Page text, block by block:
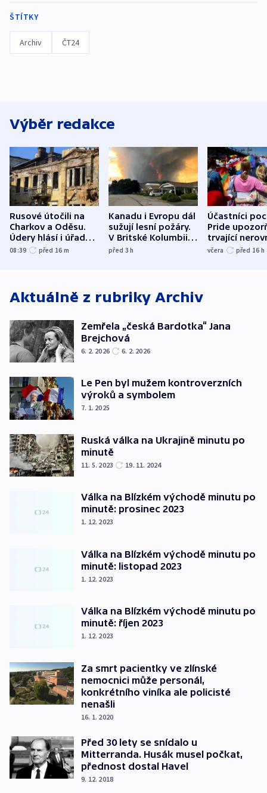
ŠTÍTKY
Archiv ČT24
Výběr redakce
Rusové útočili na
Charkov a Oděsu.
Údery hlásí i úřady v
Bělgorodu
08:39 před 16 m
Kanadu i Evropu dál
sužují lesní požáry.
V Britské Kolumbii
evakuovali tisíce lidí
před 3h
Účastníci
Pride
trvající
včera před 16 h
Aktuálně z rubriky Archiv
Zemřela „česká Bardotka“ Jana
Brejchová
6. 2. 2026 6. 2. 2026
Le Pen byl mužem kontroverzních
výroků a symbolem
7. 1. 2025
Ruská válka na Ukrajině minutu po
minutě
11. 5. 2023 19. 11. 2024
Válka na Blízkém východě minutu po
minutě: prosinec 2023
1. 12. 2023
Válka na Blízkém východě minutu po
minutě: listopad 2023
1. 12. 2023
Válka na Blízkém východě minutu po
minutě: říjen 2023
1. 12. 2023
Za smrt pacientky ve zlínské
nemocnici může personál,
konkrétního viníka ale policisté
nenašli
16. 1. 2020
Před 30 lety se snídalo u
Mitterranda. Husák musel počkat,
přednost dostal Havel
9. 12. 2018